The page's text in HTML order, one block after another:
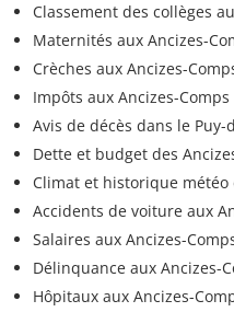
Classement des collèges
Maternités aux Ancizes-
Crèches aux Ancizes-
Impôts aux Ancizes-Comps
Avis de décès dans le Puy-
Dette et budget des
Climat et historique météo
Accidents de voiture aux
Salaires aux Ancizes-
Délinquance aux Ancizes-
Hôpitaux aux Ancizes-